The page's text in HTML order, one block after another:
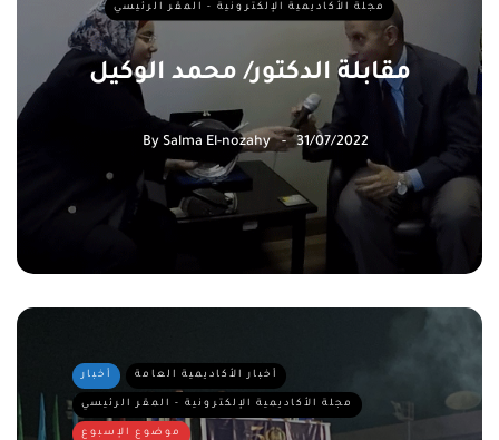
مجلة الأكاديمية الإلكترونية - المقر الرئيسي
مقابلة الدكتور/ محمد الوكيل
By Salma El-nozahy 31/07/2022
أخبار أخبار الأكاديمية العامة
مجلة الأكاديمية الإلكترونية - المقر الرئيسي
موضوع الإسبوع